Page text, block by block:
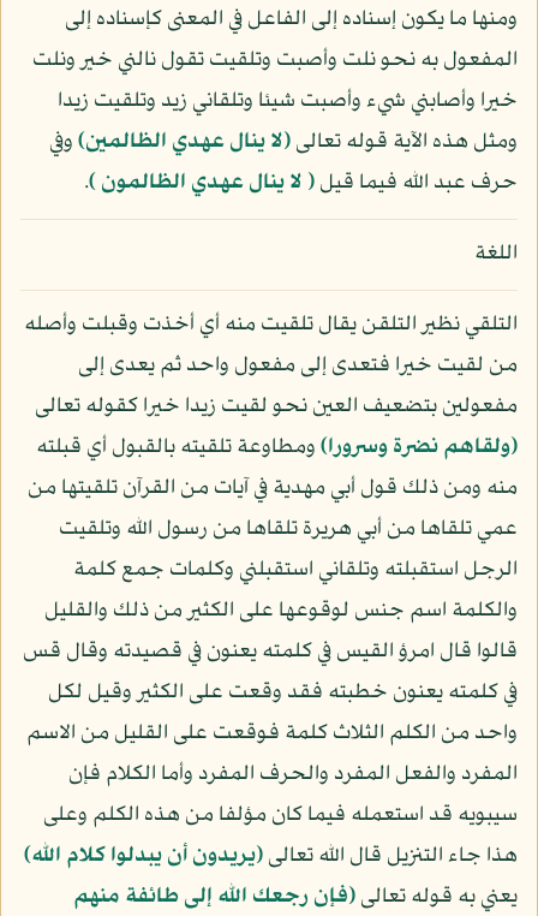
ومنها ما يكون إسناده إلى الفاعل في المعنى كإسناده إلى
المفعول به نحو نلت وأصبت وتلقيت تقول نالني خير ونلت
خيرا وأصابني شيء وأصبت شيئا وتلقاني زيد وتلقيت زيدا
ومثل هذه الآية قوله تعالى﴿لا ينال عهدي الظالمين﴾وفي
حرف عبد الله فيما قيل( لا ينال عهدي الظالمون ).
اللغة
التلقي نظير التلقن يقال تلقيت منه أي أخذت وقبلت وأصله
من لقيت خيرا فتعدى إلى مفعول واحد ثم يعدى إلى
مفعولين بتضعيف العين نحو لقيت زيدا خيرا كقوله تعالى
﴿ولقاهم نضرة وسرورا﴾ومطاوعة تلقيته بالقبول أي قبلته
منه ومن ذلك قول أبي مهدية في آيات من القرآن تلقيتها من
عمي تلقاها من أبي هريرة تلقاها من رسول الله وتلقيت
الرجل استقبلته وتلقاني استقبلني وكلمات جمع كلمة
والكلمة اسم جنس لوقوعها على الكثير من ذلك والقليل
قالوا قال امرؤ القيس في كلمته يعنون في قصيدته وقال قس
في كلمته يعنون خطبته فقد وقعت على الكثير وقيل لكل
واحد من الكلم الثلاث كلمة فوقعت على القليل من الاسم
المفرد والفعل المفرد والحرف المفرد وأما الكلام فإن
سيبويه قد استعمله فيما كان مؤلفا من هذه الكلم وعلى
هذا جاء التنزيل قال الله تعالى﴿يريدون أن يبدلوا كلام الله﴾
يعني به قوله تعالى﴿فإن رجعك الله إلى طائفة منهم